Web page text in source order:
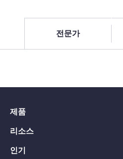
전문가
제품
PC용 VPN
Chrome용 VPN
리소스
VPN이란?
인기